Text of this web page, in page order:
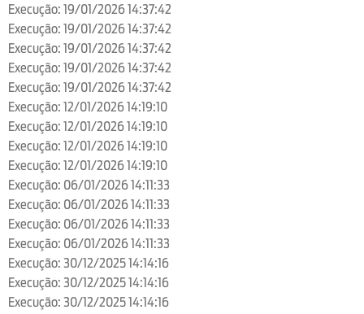
Execução: 19/01/2026 14:37:42
Execução: 19/01/2026 14:37:42
Execução: 19/01/2026 14:37:42
Execução: 19/01/2026 14:37:42
Execução: 19/01/2026 14:37:42
Execução: 12/01/2026 14:19:10
Execução: 12/01/2026 14:19:10
Execução: 12/01/2026 14:19:10
Execução: 12/01/2026 14:19:10
Execução: 06/01/2026 14:11:33
Execução: 06/01/2026 14:11:33
Execução: 06/01/2026 14:11:33
Execução: 06/01/2026 14:11:33
Execução: 30/12/2025 14:14:16
Execução: 30/12/2025 14:14:16
Execução: 30/12/2025 14:14:16